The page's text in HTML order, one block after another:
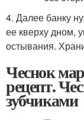
4. Далее банку
ее кверху дном,
остывания.
Чеснок
рецепт.
зубчиками